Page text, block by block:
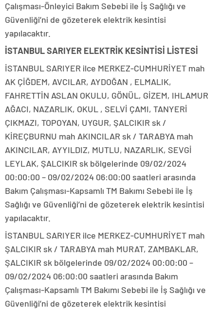
Çalışması-Önleyici Bakım Sebebi ile İş Sağlığı ve
Güvenliği’ni de gözeterek elektrik kesintisi
yapılacaktır.
İSTANBUL SARIYER ELEKTRİK KESİNTİSİ LİSTESİ
İSTANBUL SARIYER ilce MERKEZ-CUMHURİYET mah
AK ÇİĞDEM, AVCILAR, AYDOĞAN , ELMALIK,
FAHRETTİN ASLAN OKULU, GÖNÜL, GİZEM, IHLAMUR
AĞACI, NAZARLIK, OKUL , SELVİ ÇAMI, TANYERİ
ÇIKMAZI, TOPOYAN, UYGUR, ŞALCIKIR sk /
KİREÇBURNU mah AKINCILAR sk / TARABYA mah
AKINCILAR, AYYILDIZ, MUTLU, NAZARLIK, SEVGİ
LEYLAK, ŞALCIKIR sk bölgelerinde 09/02/2024
00:00:00 – 09/02/2024 06:00:00 saatleri arasında
Bakım Çalışması-Kapsamlı TM Bakımı Sebebi ile İş
Sağlığı ve Güvenliği’ni de gözeterek elektrik kesintisi
yapılacaktır.
İSTANBUL SARIYER ilce MERKEZ-CUMHURİYET mah
ŞALCIKIR sk / TARABYA mah MURAT, ZAMBAKLAR,
ŞALCIKIR sk bölgelerinde 09/02/2024 00:00:00 –
09/02/2024 06:00:00 saatleri arasında Bakım
Çalışması-Kapsamlı TM Bakımı Sebebi ile İş Sağlığı ve
Güvenliği’ni de gözeterek elektrik kesintisi